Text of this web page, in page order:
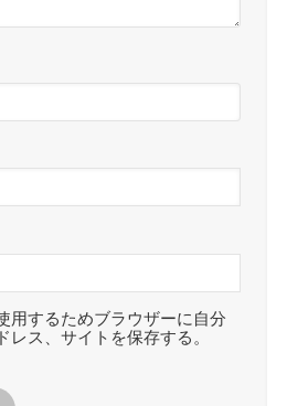
用するためブラウザーに自分
レス、サイトを保存する。